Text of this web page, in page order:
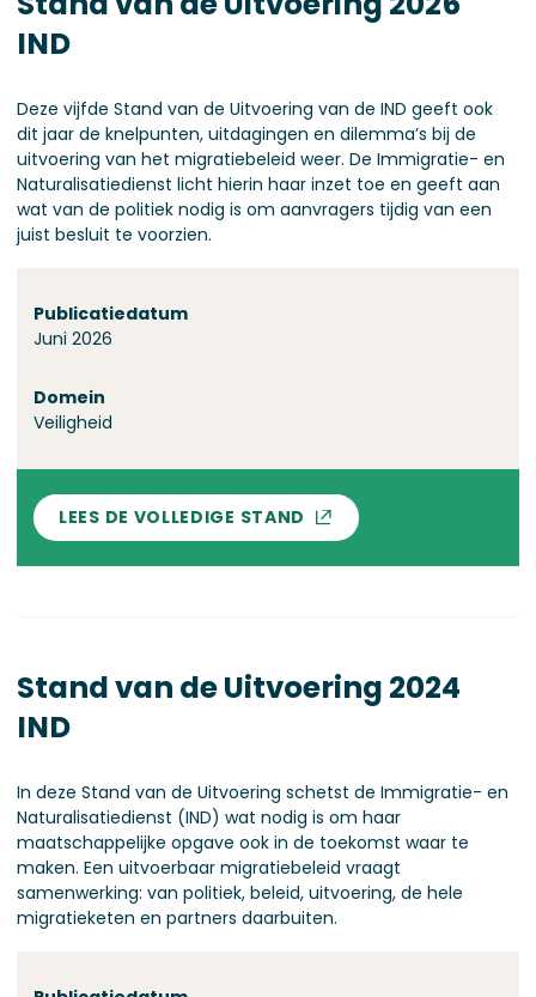
IND
Deze vijfde Stand van de Uitvoering van de IND geeft ook
dit jaar de knelpunten, uitdagingen en dilemma’s bij de
uitvoering van het migratiebeleid weer. De Immigratie- en
Naturalisatiedienst licht hierin haar inzet toe en geeft aan
wat van de politiek nodig is om aanvragers tijdig van een
juist besluit te voorzien.
Publicatiedatum
Juni 2026
Domein
Veiligheid
LEES DE VOLLEDIGE STAND
Stand van de Uitvoering 2024
IND
In deze Stand van de Uitvoering schetst de Immigratie- en
Naturalisatiedienst (IND) wat nodig is om haar
maatschappelijke opgave ook in de toekomst waar te
maken. Een uitvoerbaar migratiebeleid vraagt
samenwerking: van politiek, beleid, uitvoering, de hele
migratieketen en partners daarbuiten.